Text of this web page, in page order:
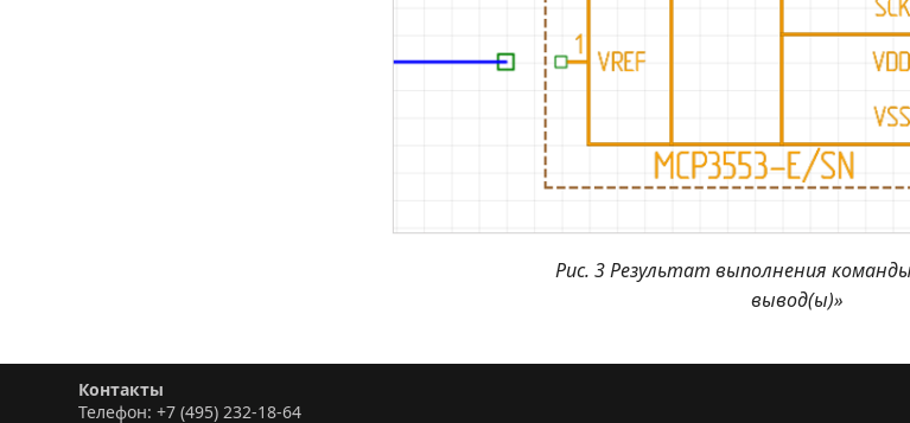
Рис. 3 Результат выполнения
вывод(ы)»
Контакты
Телефон: +7 (495) 232-18-64